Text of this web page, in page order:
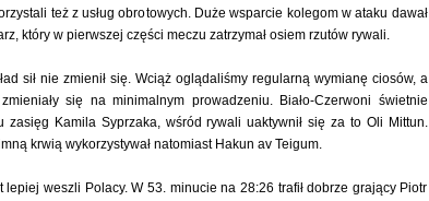
też z usług obrotowych. Duże wsparcie kolegom w ataku dawał
który w pierwszej części meczu zatrzymał osiem rzutów rywali.
sił nie zmienił się. Wciąż oglądaliśmy regularną wymianę ciosów, a
się na minimalnym prowadzeniu. Biało-Czerwoni świetnie
zasięg Kamila Syprzaka, wśród rywali uaktywnił się za to Oli Mittun.
krwią wykorzystywał natomiast Hakun av Teigum.
lepiej weszli Polacy. W 53. minucie na 28:26 trafił dobrze grający Piotr